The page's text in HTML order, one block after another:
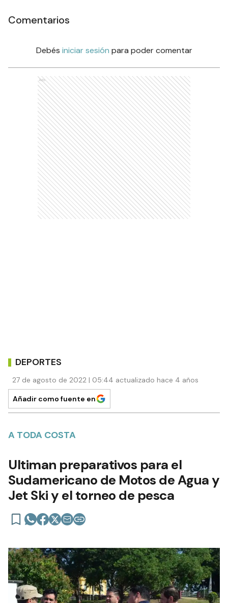
Comentarios
Debés iniciar sesión para poder comentar
Ads
DEPORTES
27 de agosto de 2022 | 05:44 actualizado hace 4 años
Añadir como fuente en
A TODA COSTA
Ultiman preparativos para el
Sudamericano de Motos de Agua y
Jet Ski y el torneo de pesca